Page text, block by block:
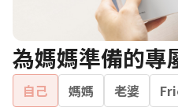
為媽媽準備的專
自己 媽媽 老婆